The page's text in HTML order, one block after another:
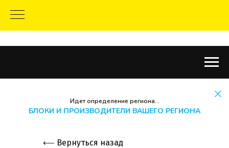
Идет определение региона...
БЛОКИ И ПРОИЗВОДИТЕЛИ ВАШЕГО РЕГИОНА
⟵ Вернуться назад